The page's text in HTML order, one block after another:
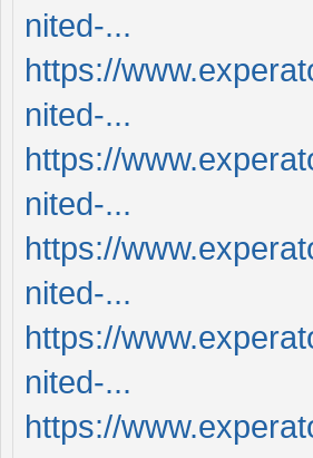
nited-...
https://
nited-...
https://
nited-...
https://
nited-...
https://
nited-...
https://